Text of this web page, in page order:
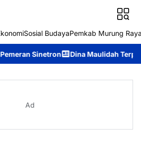
Sosial BudayaPemkab Murung
Dina Maulidah Terpilih Aklamasi
Ad